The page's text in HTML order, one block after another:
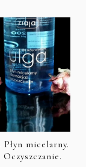
Płyn micelarny.
Oczyszczanie.